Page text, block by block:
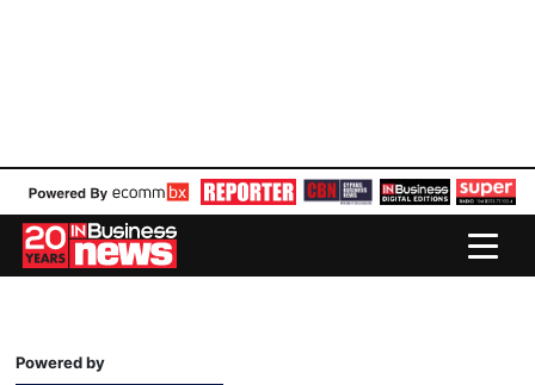
Powered by